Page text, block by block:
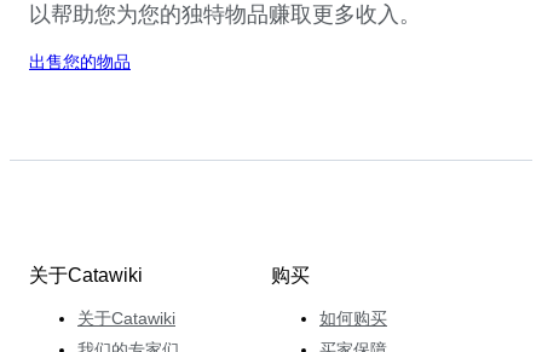
以帮助您为您的独特物品赚取更多收入。
出售您的物品
关于Catawiki
关于Catawiki
购买
如何购买